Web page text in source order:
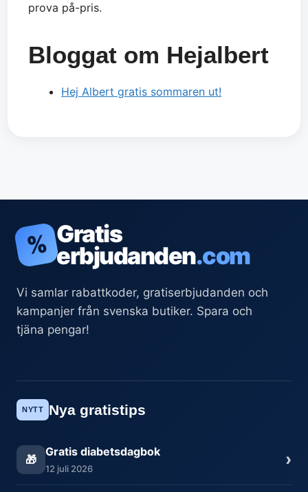
prova på-pris.
Bloggat om Hejalbert
Hej Albert gratis sommaren ut!
% Gratis
erbjudanden.com
Vi samlar rabattkoder, gratiserbjudanden och
kampanjer från svenska butiker. Spara och
tjäna pengar!
NYTT Nya gratistips
🎁
Gratis diabetsdagbok
12 juli 2026 ›